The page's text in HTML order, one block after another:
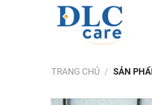
TRANG CHỦ / SẢN